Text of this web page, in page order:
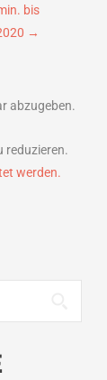
bis
→
abzugeben.
reduzieren.
werden.